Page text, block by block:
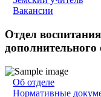
Вакансии
Отдел
дополнительного
Об отделе
Нормативные